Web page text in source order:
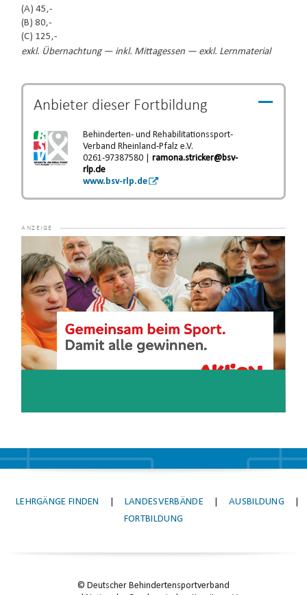
(A) 45,-
(B) 80,-
(C) 125,-
exkl. Übernachtung — inkl. Mittagessen — exkl. Lernmaterial
Anbieter dieser Fortbildung
Behinderten- und Rehabilitationssport-
Verband Rheinland-Pfalz e.V.
0261-97387580 | ramona.stricker@bsv-
rlp.de
www.bsv-rlp.de
Player
LEHRGÄNGE FINDEN LANDESVERBÄNDE AUSBILDUNG
FORTBILDUNG
© Deutscher Behindertensportverband